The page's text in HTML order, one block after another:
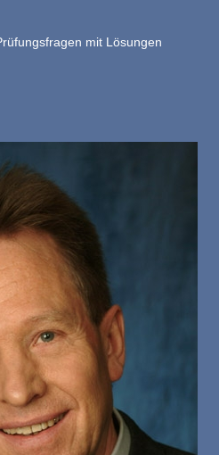
mit Lösungen